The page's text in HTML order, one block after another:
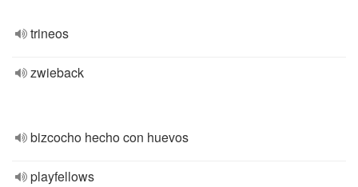
trineos
zwieback
bizcocho hecho con huevos
playfellows